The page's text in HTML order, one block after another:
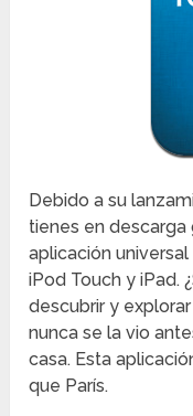
Debido a su
tienes en
aplicación universal
iPod Touch y iPad.
descubrir y
nunca se la vio
casa. Esta
que París.